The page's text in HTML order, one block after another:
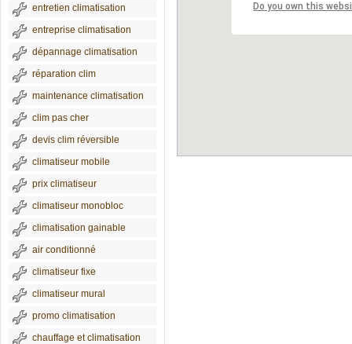
entretien climatisation
entreprise climatisation
dépannage climatisation
réparation clim
maintenance climatisation
clim pas cher
devis clim réversible
climatiseur mobile
prix climatiseur
climatiseur monobloc
climatisation gainable
air conditionné
climatiseur fixe
climatiseur mural
promo climatisation
chauffage et climatisation
Do you own this